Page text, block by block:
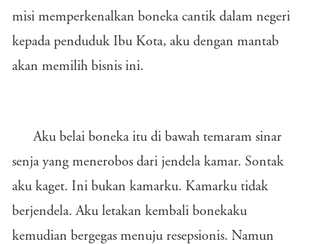
misi memperkenalkan boneka cantik dalam negeri
kepada penduduk Ibu Kota, aku dengan mantab
akan memilih bisnis ini.
Aku belai boneka itu di bawah temaram sinar
senja yang menerobos dari jendela kamar. Sontak
aku kaget. Ini bukan kamarku. Kamarku tidak
berjendela. Aku letakan kembali bonekaku
kemudian bergegas menuju resepsionis. Namun